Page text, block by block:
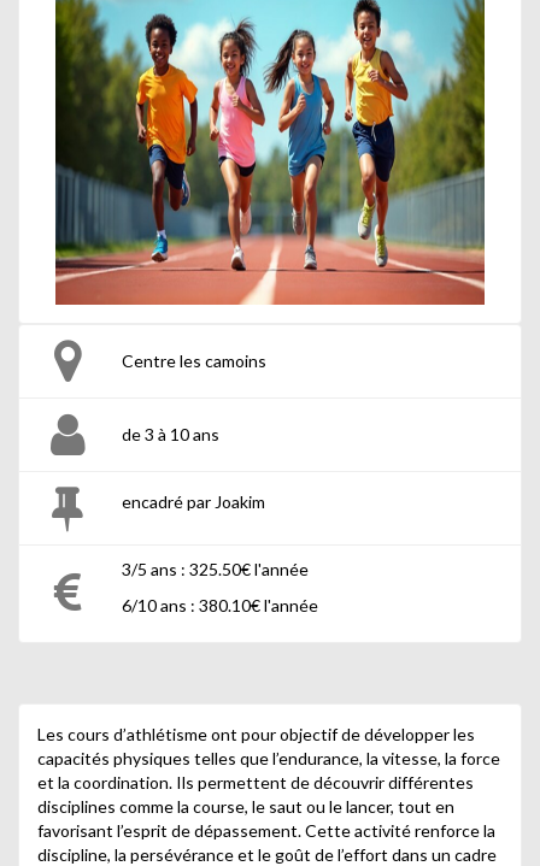
Centre les camoins
de 3 à 10 ans
encadré par Joakim
3/5 ans : 325.50€ l'année
6/10 ans : 380.10€ l'année
Les cours d’athlétisme ont pour objectif de développer les
capacités physiques telles que l’endurance, la vitesse, la force
et la coordination. Ils permettent de découvrir différentes
disciplines comme la course, le saut ou le lancer, tout en
favorisant l’esprit de dépassement. Cette activité renforce la
discipline, la persévérance et le goût de l’effort dans un cadre